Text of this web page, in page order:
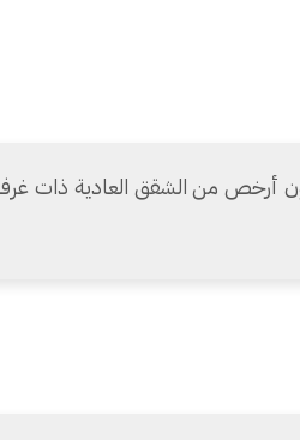
أرخص من الشقق العادية ذات غرفة